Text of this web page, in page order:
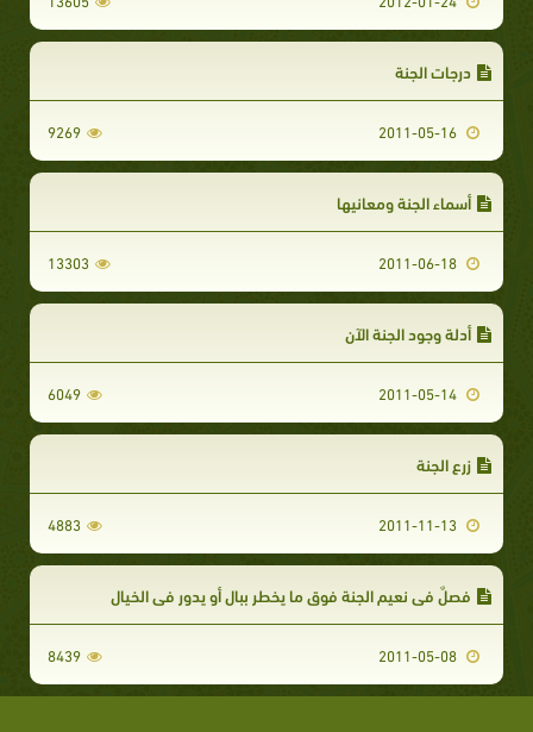
درجات الجنة
9269
أسماء الجنة ومعانيها
13303
أدلة وجود الجنة الآن
6049
زرع الجنة
4883
فصلٌ في نعيم الجنة فوق ما يخطر ببال أو يدور في الخيال
8439